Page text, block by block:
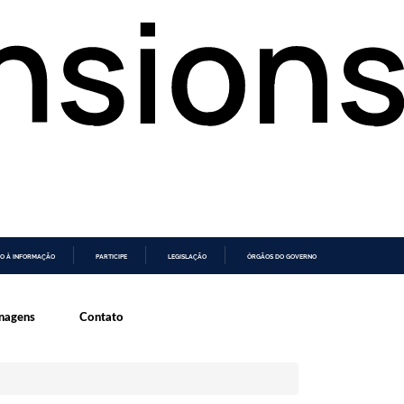
À INFORMAÇÃO PARTICIPE LEGISLAÇÃO ÓRGÃOS DO GOVERNO
Contato